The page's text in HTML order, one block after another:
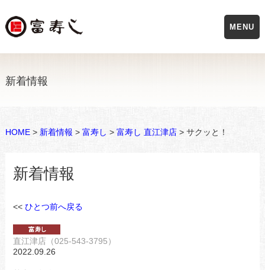
新着情報
HOME> 新着情報 > 富寿し > 富寿し 直江津店> サクッと！
新着情報
<< ひとつ前へ戻る
直江津店（025-543-3795）
2022.09.26
MENU